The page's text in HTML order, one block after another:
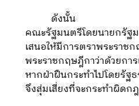
ดังนั้น
คณะรัฐมนตรีโดยนายกรัฐ
เสนอให้มีการตราพระราช
พระราชกฤษฎีกาว่าด้วยก
หากฝ่าฝืนกระทำไปโดยรัฐ
จึงสุ่มเสี่ยงที่จะกระทำผิดก